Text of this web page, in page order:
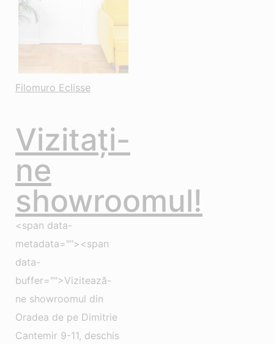
Filomuro Eclisse
Vizitați-
ne
showroomul!
<span data-
metadata=""><span
data-
buffer="">Vizitează-
ne showroomul din
Oradea de pe Dimitrie
Cantemir 9-11, deschis